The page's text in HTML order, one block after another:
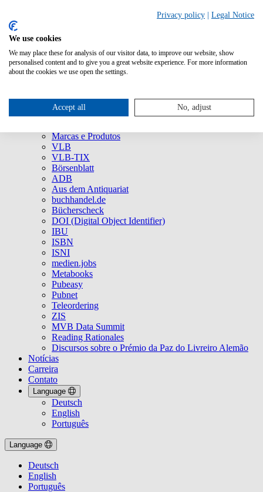
Quem Somos
Empresa
Redes Sociais
Serviço
Marcas e Produtos
VLB
VLB-TIX
Börsenblatt
ADB
Aus dem Antiquariat
buchhandel.de
Bücherscheck
DOI (Digital Object Identifier)
IBU
ISBN
ISNI
medien.jobs
Metabooks
Pubeasy
Pubnet
Teleordering
ZIS
MVB Data Summit
Reading Rationales
Discursos sobre o Prémio da Paz do Livreiro Alemão
Notícias
Carreira
Contato
Language
Deutsch
English
Português
Language
Deutsch
English
Português
Privacy policy Legal Notice
We use cookies
We may place these for analysis of our visitor data, to improve our website, show
personalised content and to give you a great website experience. For more information
about the cookies we use open the settings.
Accept all No, adjust